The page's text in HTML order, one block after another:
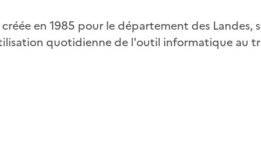
en 1985 pour le département des
quotidienne de l'outil informatique au